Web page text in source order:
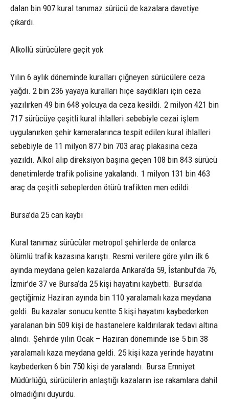
dalan bin 907 kural tanımaz sürücü de kazalara davetiye
çıkardı.
Alkollü sürücülere geçit yok
Yılın 6 aylık döneminde kuralları çiğneyen sürücülere ceza
yağdı. 2 bin 236 yayaya kuralları hiçe saydıkları için ceza
yazılırken 49 bin 648 yolcuya da ceza kesildi. 2 milyon 421 bin
717 sürücüye çeşitli kural ihlalleri sebebiyle cezai işlem
uygulanırken şehir kameralarınca tespit edilen kural ihlalleri
sebebiyle de 11 milyon 877 bin 703 araç plakasına ceza
yazıldı. Alkol alıp direksiyon başına geçen 108 bin 843 sürücü
denetimlerde trafik polisine yakalandı. 1 milyon 131 bin 463
araç da çeşitli sebeplerden ötürü trafikten men edildi.
Bursa’da 25 can kaybı
Kural tanımaz sürücüler metropol şehirlerde de onlarca
ölümlü trafik kazasına karıştı. Resmi verilere göre yılın ilk 6
ayında meydana gelen kazalarda Ankara’da 59, İstanbul’da 76,
İzmir’de 37 ve Bursa’da 25 kişi hayatını kaybetti. Bursa’da
geçtiğimiz Haziran ayında bin 110 yaralamalı kaza meydana
geldi. Bu kazalar sonucu kentte 5 kişi hayatını kaybederken
yaralanan bin 509 kişi de hastanelere kaldırılarak tedavi altına
alındı. Şehirde yılın Ocak – Haziran döneminde ise 5 bin 38
yaralamalı kaza meydana geldi. 25 kişi kaza yerinde hayatını
kaybederken 6 bin 750 kişi de yaralandı. Bursa Emniyet
Müdürlüğü, sürücülerin anlaştığı kazaların ise rakamlara dahil
olmadığını duyurdu.